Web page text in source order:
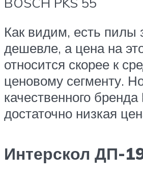
Как видим, есть пилы
дешевле, а цена на
относится скорее к
ценовому сегменту.
качественного
достаточно низкая
Интерскол ДП-